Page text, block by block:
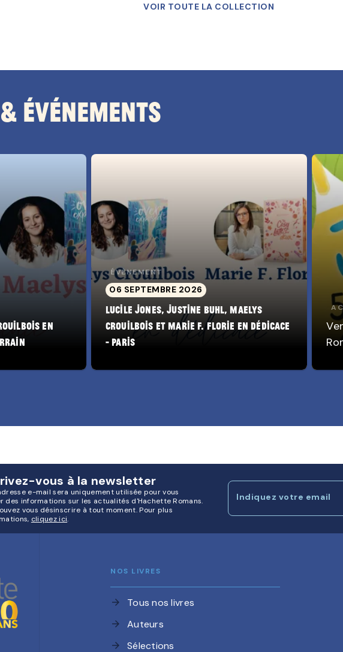
VOIR TOUTE LA COLLECTION
Événements
en
ÉVÈNEMENT
06 SEPTEMBRE 2026
Lucile Jones, Justine Buhl, Maelys
Crouilbois et Marie F. Florie en dédicace
- Paris
vous à la newsletter
e-mail sera uniquement utilisée pour vous
des informations sur les actualités d'Hachette Romans.
vous désinscrire à tout moment. Pour plus
cliquez ici.
Indiquez votre email
NOS LIVRES
arrow_forward Tous nos livres
arrow_forward Auteurs
arrow_forward Sélections